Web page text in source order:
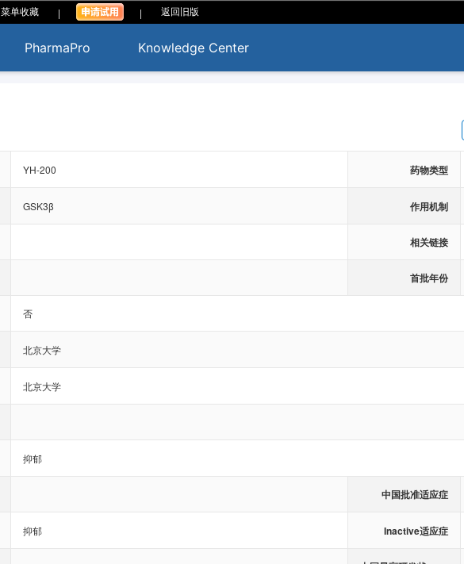
菜单收藏 | | 返回旧版
PharmaPro Knowledge Center
YH-200 药物类型
GSK3β 作用机制
相关链接
首批年份
否
北京大学
北京大学
抑郁
中国批准适应症
抑郁 Inactive适应症